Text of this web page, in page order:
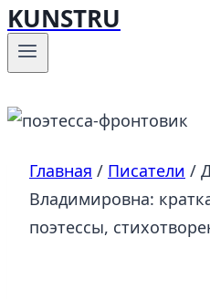
KUNSTRU
Главная / Писатели /
Владимировна:
поэтессы,